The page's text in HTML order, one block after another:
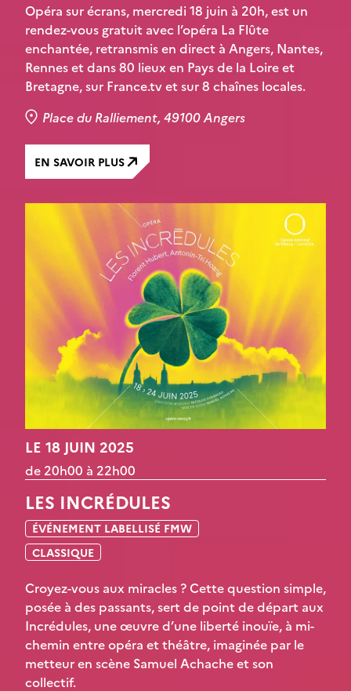
Opéra sur écrans, mercredi 18 juin à 20h, est un
rendez-vous gratuit avec l’opéra La Flûte
enchantée, retransmis en direct à Angers, Nantes,
Rennes et dans 80 lieux en Pays de la Loire et
Bretagne, sur France.tv et sur 8 chaînes locales.
Place du Ralliement, 49100 Angers
EN SAVOIR PLUS
LE 18 JUIN 2025
de 20h00 à 22h00
LES INCRÉDULES
ÉVÉNEMENT LABELLISÉ FMW
CLASSIQUE
Croyez-vous aux miracles ? Cette question simple,
posée à des passants, sert de point de départ aux
Incrédules, une œuvre d’une liberté inouïe, à mi-
chemin entre opéra et théâtre, imaginée par le
metteur en scène Samuel Achache et son
collectif.